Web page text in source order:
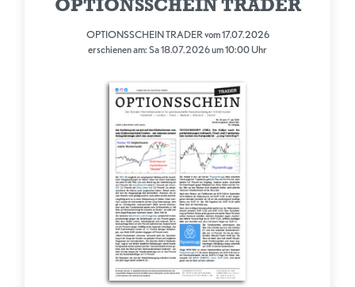
OPTIONSSCHEIN TRADER
OPTIONSSCHEIN TRADER vom 17.07.2026
erschienen am: Sa 18.07.2026 um 10:00 Uhr